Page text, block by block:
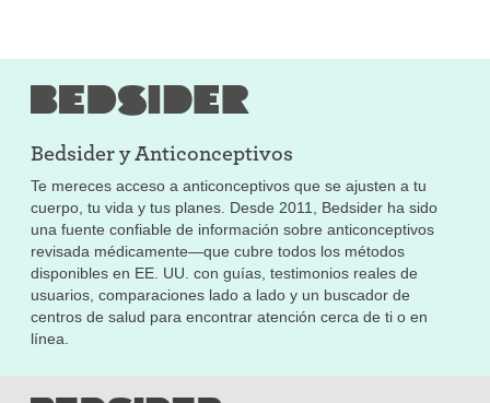
Bedsider yAnticonceptivos
Te mereces acceso a anticonceptivos que se ajusten a tu
cuerpo, tu vida y tus planes. Desde 2011, Bedsider ha sido
una fuente confiable de información sobre anticonceptivos
revisada médicamente—que cubre todos los métodos
disponibles en EE. UU. con guías, testimonios reales de
usuarios, comparaciones lado a lado y un buscador de
centros de salud para encontrar atención cerca de ti o en
línea.